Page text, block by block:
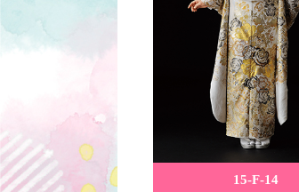
15-F-14